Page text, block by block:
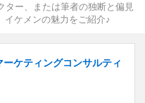
ター、または筆者の独断と偏見
イケメンの魅力をご紹介♪
ケティングコンサルティ